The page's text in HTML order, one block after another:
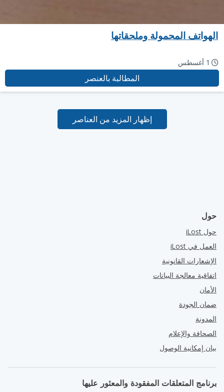
الهواتف المحمولة وملحقاتها
1 أغسطس
المطالبة بالعنصر
إظهار المزيد من العناصر
حول
حول iLost
العمل في iLost
الإشعارات القانونية
اتفاقية معالجة البيانات
الأمان
ضمان الجودة
المدونة
الصحافة والإعلام
بيان إمكانية الوصول
برنامج المتعلقات المفقودة والمعثور عليها